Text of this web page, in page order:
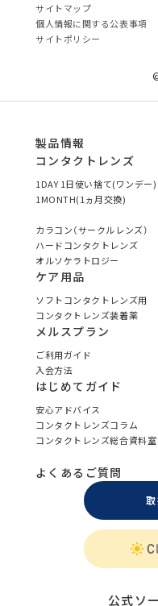
サイトマップ
個⼈情報に関する公表事項
サイトポリシー
製品情報
コンタクトレンズ
1DAY 1日使い捨て(ワンデー)
1MONTH(1ヵ月交換)
カラコン（サークルレンズ）
ハードコンタクトレンズ
オルソケラトロジー
ケア用品
ソフトコンタクトレンズ用
コンタクトレンズ装着薬
メルスプラン
ご利用ガイド
入会方法
はじめてガイド
安心アドバイス
コンタクトレンズコラム
コンタクトレンズ総合資料室
よくあるご質問
公式ソ